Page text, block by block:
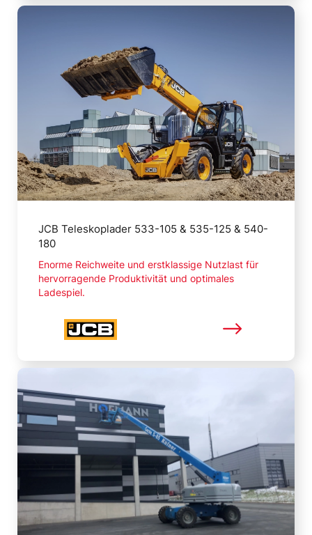
JCB Teleskoplader 533-105 & 535-125 & 540-
180
Enorme Reichweite und erstklassige Nutzlast für
hervorragende Produktivität und optimales
Ladespiel.
Mehr lesen
Mehr lesen